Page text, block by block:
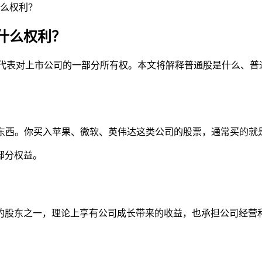
权利？
权利？
表对上市公司的一部分所有权。本文将解释普通股是什么、
西。你买入苹果、微软、英伟达这类公司的股票，通常买的就
权益。
东之一，理论上享有公司成长带来的收益，也承担公司经营